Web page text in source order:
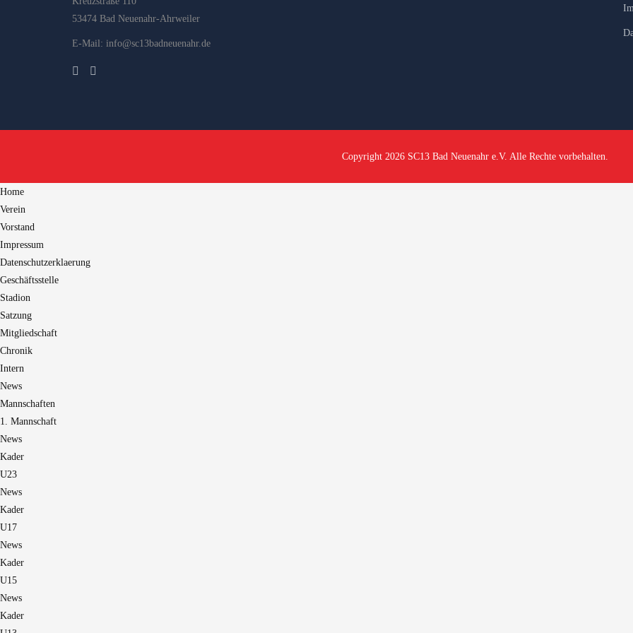
53474 Bad Neuenahr-Ahrweiler
E-Mail: info@sc13badneuenahr.de
Copyright 2026 SC13 Bad Neuenahr e.V. Alle Rechte vorbehalten.
Home
Verein
Vorstand
Impressum
Datenschutzerklaerung
Geschäftsstelle
Stadion
Satzung
Mitgliedschaft
Chronik
Intern
News
Mannschaften
1. Mannschaft
News
Kader
U23
News
Kader
U17
News
Kader
U15
News
Kader